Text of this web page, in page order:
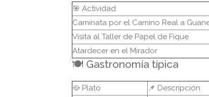
🎯 Actividad
Caminata por el Camino Real a
Visita al Taller de Papel de Fique
Atardecer en el Mirador
🍽 Gastronomía típica
🥘 Plato
📌 Descripción